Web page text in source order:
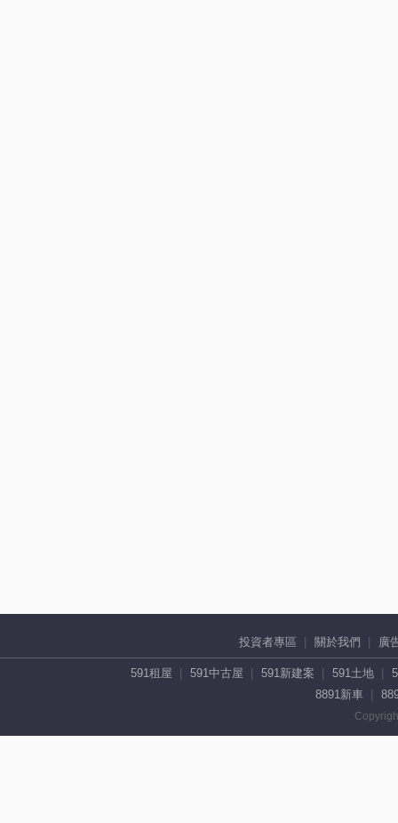
投資者專區 關於我們 廣
591租屋 591中古屋 591新建案 591土地
8891新車